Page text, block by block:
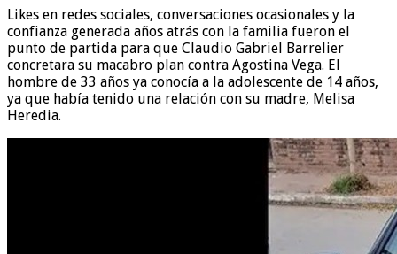
Likes en redes sociales, conversaciones ocasionales y la
confianza generada años atrás con la familia fueron el
punto de partida para que Claudio Gabriel Barrelier
concretara su macabro plan contra Agostina Vega. El
hombre de 33 años ya conocía a la adolescente de 14 años,
ya que había tenido una relación con su madre, Melisa
Heredia.